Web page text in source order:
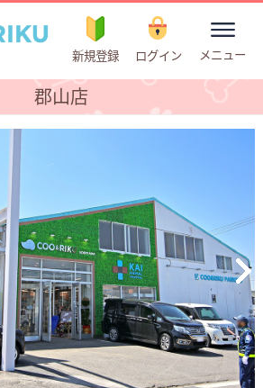
新規登録 ログイン
toggle
メニュー
郡山店